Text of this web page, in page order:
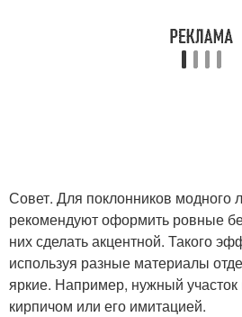
Совет. Для поклонников модного
рекомендуют оформить ровные
них сделать акцентной. Такого
используя разные материалы
яркие. Например, нужный
кирпичом или его имитацией.